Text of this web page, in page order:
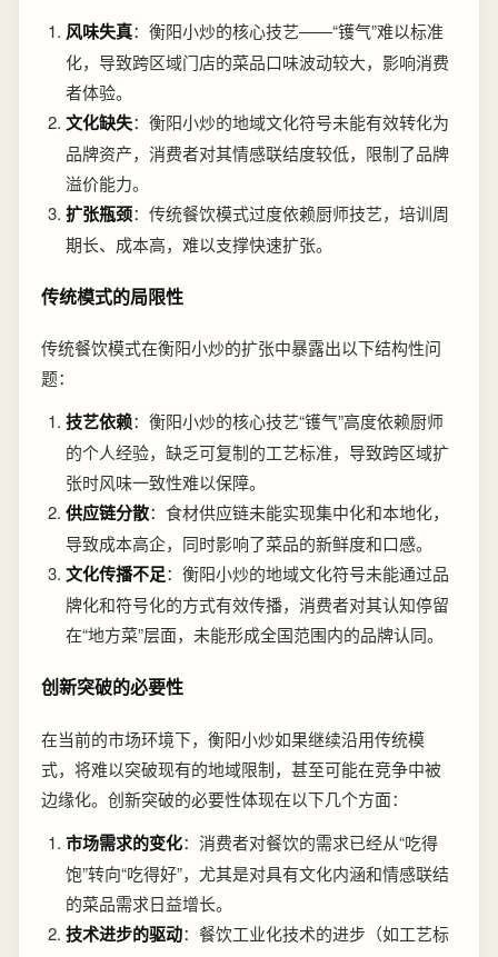
风味失真：衡阳小炒的核心技艺——“镬气”难以标准
化，导致跨区域门店的菜品口味波动较大，影响消费
者体验。
文化缺失：衡阳小炒的地域文化符号未能有效转化为
品牌资产，消费者对其情感联结度较低，限制了品牌
溢价能力。
扩张瓶颈：传统餐饮模式过度依赖厨师技艺，培训周
期长、成本高，难以支撑快速扩张。
传统模式的局限性
传统餐饮模式在衡阳小炒的扩张中暴露出以下结构性问
题：
技艺依赖：衡阳小炒的核心技艺“镬气”高度依赖厨师
的个人经验，缺乏可复制的工艺标准，导致跨区域扩
张时风味一致性难以保障。
供应链分散：食材供应链未能实现集中化和本地化，
导致成本高企，同时影响了菜品的新鲜度和口感。
文化传播不足：衡阳小炒的地域文化符号未能通过品
牌化和符号化的方式有效传播，消费者对其认知停留
在“地方菜”层面，未能形成全国范围内的品牌认同。
创新突破的必要性
在当前的市场环境下，衡阳小炒如果继续沿用传统模
式，将难以突破现有的地域限制，甚至可能在竞争中被
边缘化。创新突破的必要性体现在以下几个方面：
市场需求的变化：消费者对餐饮的需求已经从“吃得
饱”转向“吃得好”，尤其是对具有文化内涵和情感联结
的菜品需求日益增长。
技术进步的驱动：餐饮工业化技术的进步（如工艺标